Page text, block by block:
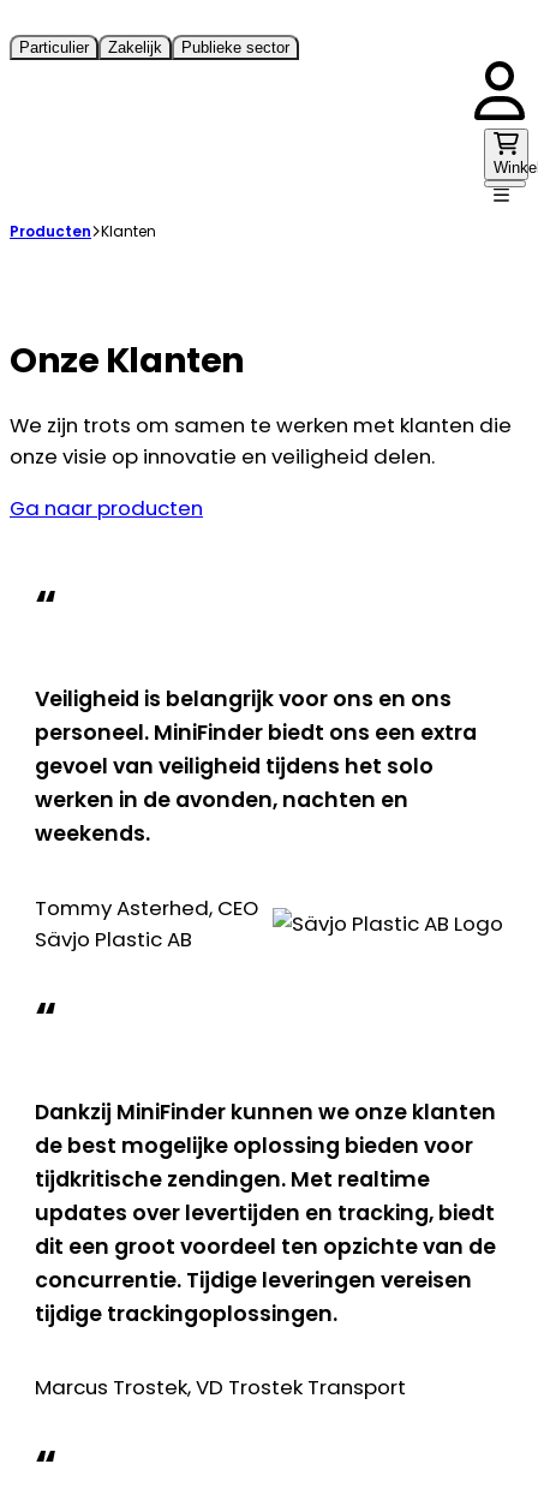
Particulier Zakelijk Publieke sector
Producten Klanten
Onze Klanten
We zijn trots om samen te werken met klanten die
onze visie op innovatie en veiligheid delen.
Ga naar producten
“
Veiligheid is belangrijk voor ons en ons
personeel. MiniFinder biedt ons een extra
gevoel van veiligheid tijdens het solo
werken in de avonden, nachten en
weekends.
Tommy Asterhed, CEO
Sävjo Plastic AB
“
Dankzij MiniFinder kunnen we onze klanten
de best mogelijke oplossing bieden voor
tijdkritische zendingen. Met realtime
updates over levertijden en tracking, biedt
dit een groot voordeel ten opzichte van de
concurrentie. Tijdige leveringen vereisen
tijdige trackingoplossingen.
Marcus Trostek, VD Trostek Transport
“